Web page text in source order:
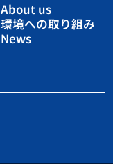
About us
環境への取り組み
News